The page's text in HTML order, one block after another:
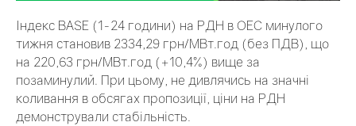
Індекс BASE (1-24 години) на РДН в ОЕС минулого
тижня становив 2334,29 грн/МВт.год (без ПДВ), що
на 220,63 грн/МВт.год (+10,4%) вище за
позаминулий. При цьому, не дивлячись на значні
коливання в обсягах пропозиції, ціни на РДН
демонстрували стабільність.